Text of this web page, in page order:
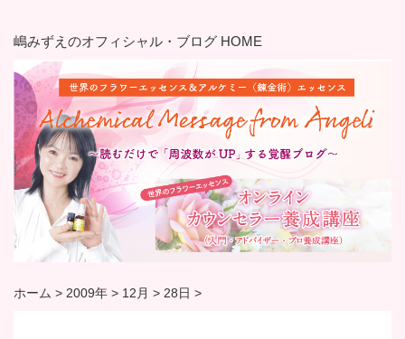
嶋みずえのオフィシャル・ブログ HOME
ホーム > 2009年 > 12月 > 28日 >